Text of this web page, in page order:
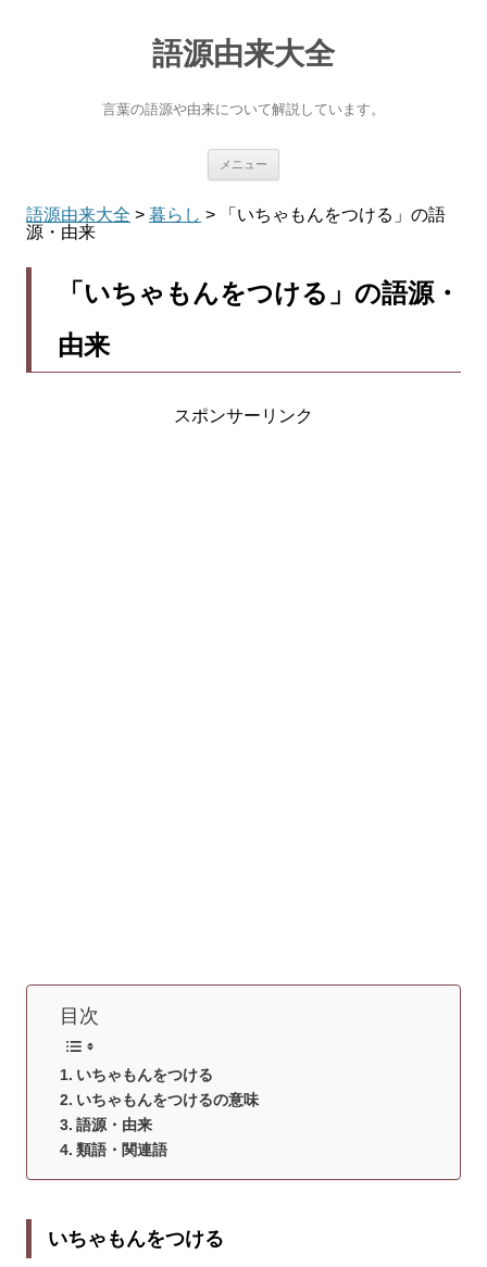
語源由来大全
言葉の語源や由来について解説しています。
メニュー
ン
ツ
キ
ッ
プ
語源由来大全 > 暮らし >
「いちゃもんをつける」の語
源・由来
「いちゃもんをつける」の語源・
由来
スポンサーリンク
目次
いちゃもんをつける
いちゃもんをつけるの意味
語源・由来
類語・関連語
いちゃもんをつける